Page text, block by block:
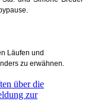
Läufen und
zu erwähnen.
über die
zur